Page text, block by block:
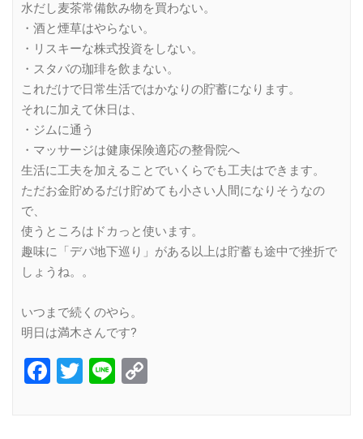
水だし麦茶常備飲み物を買わない。
・酒と煙草はやらない。
・リスキーな株式投資をしない。
・スタバの珈琲を飲まない。
これだけで日常生活ではかなりの貯蓄になります。
それに加えて休日は、
・ジムに通う
・マッサージは健康保険適応の整骨院へ
生活に工夫を加えることでいくらでも工夫はできます。
ただお金貯めるだけ貯めても小さい人間になりそうなの
で、
使うところはドカっと使います。
趣味に「デパ地下巡り」がある以上は貯蓄も途中で挫折で
しょうね。。
いつまで続くのやら。
明日は満木さんです?
Facebook
Twitter
Line